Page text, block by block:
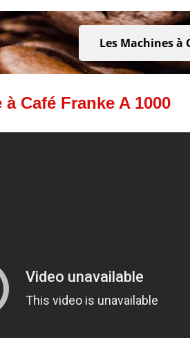
Les Machines à
Café Franke A 1000